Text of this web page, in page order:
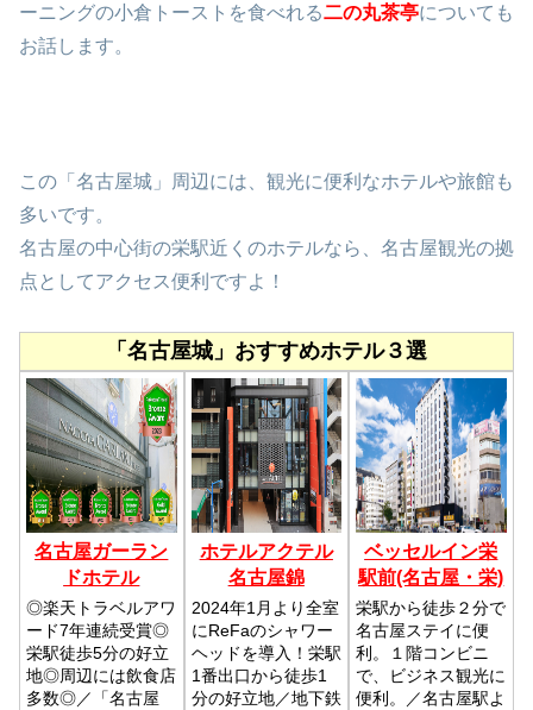
ーニングの小倉トーストを食べれる二の丸茶亭についても
お話します。
この「名古屋城」周辺には、観光に便利なホテルや旅館も
多いです。
名古屋の中心街の栄駅近くのホテルなら、名古屋観光の拠
点としてアクセス便利ですよ！
「名古屋城」おすすめホテル３選
名古屋ガーラン
ドホテル
◎楽天トラベルアワ
ード7年連続受賞◎
栄駅徒歩5分の好立
地◎周辺には飲食店
多数◎／「名古屋
ホテルアクテル
名古屋錦
2024年1月より全室
にReFaのシャワー
ヘッドを導入！栄駅
1番出口から徒歩1
分の好立地／地下鉄
ベッセルイン栄
駅前(名古屋・栄)
栄駅から徒歩２分で
名古屋ステイに便
利。１階コンビニ
で、ビジネス観光に
便利。／名古屋駅よ